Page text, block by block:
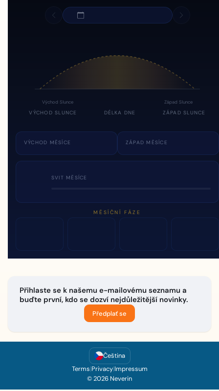
Východ Slunce Západ Slunce
VÝCHOD SLUNCE DÉLKA DNE ZÁPAD SLUNCE
VÝCHOD MĚSÍCE ZÁPAD MĚSÍCE
SVIT MĚSÍCE
MĚSÍČNÍ FÁZE
Přihlaste se k našemu e-mailovému seznamu a
buďte první, kdo se dozví nejdůležitější novinky.
Předplať se
Čeština
Terms|Privacy|Impressum
© 2026 Neverin